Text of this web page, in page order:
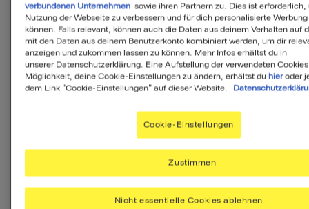
Zutaten
Portionen
verbundenen Unternehmensowie ihren Partnern zu. Dies ist erforderlich,
Nutzung der Webseite zu verbessern und für dich personalisierte
können. Falls relevant, können auch die Daten aus deinem Verhalten auf
mit den Daten aus deinem Benutzerkonto kombiniert werden, um dir
anzeigen und zukommen lassen zu können. Mehr Infos erhältst du in
unserer Datenschutzerklärung. Eine Aufstellung der verwendeten
Möglichkeit, deine Cookie-Einstellungen zu ändern, erhältst du hieroder
dem Link "Cookie-Einstellungen" auf dieser Website.
Cookie-Einstellungen
Nicht essentielle Cookies ablehnen
Zustimmen